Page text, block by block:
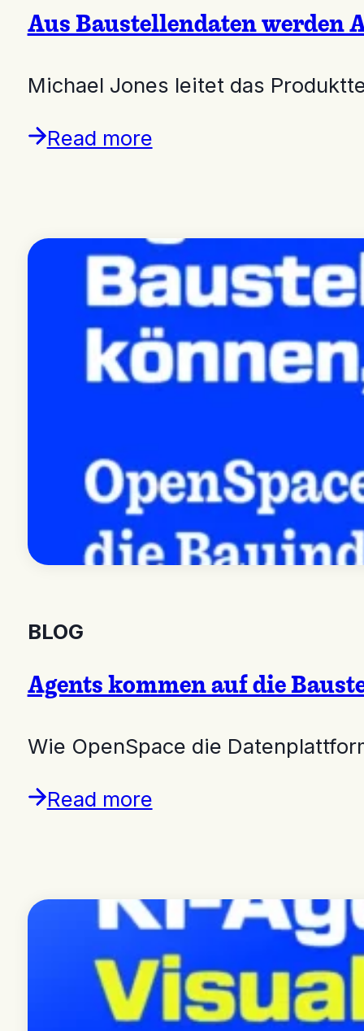
Aus Baustellendaten werden
Michael Jones leitet das
Read more
BLOG
Agents kommen auf die
Wie OpenSpace die
Read more